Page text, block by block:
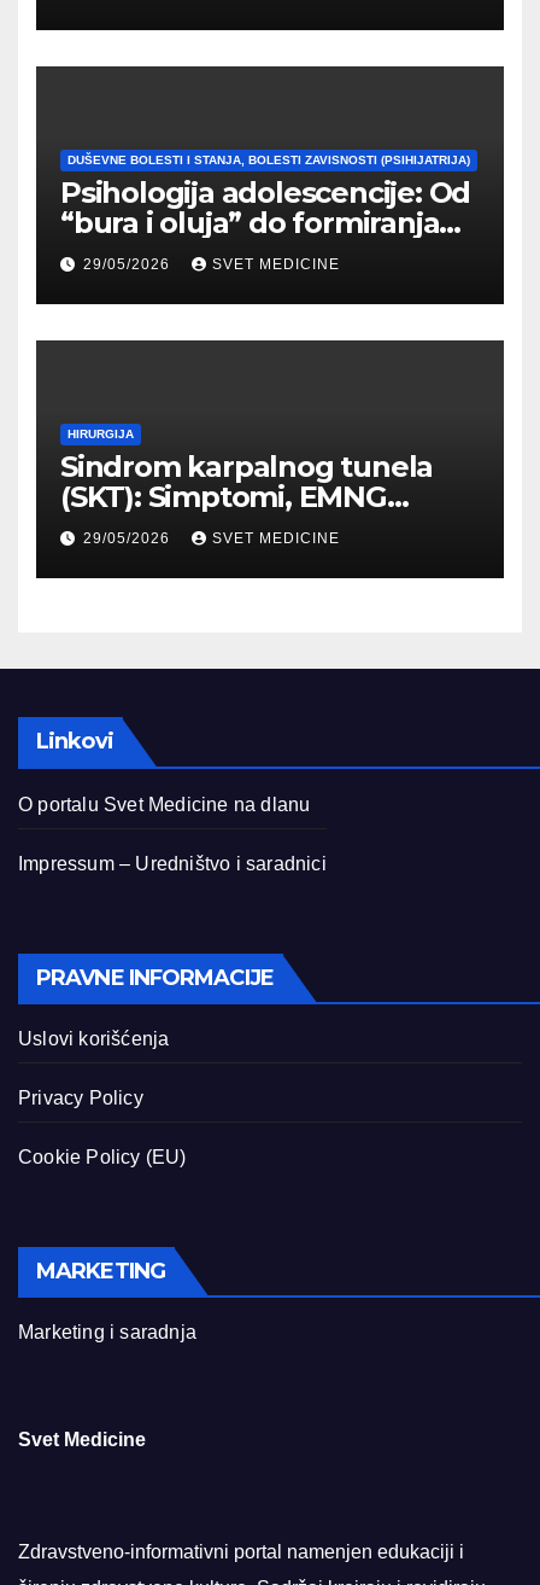
prilagođavanja
DUŠEVNE BOLESTI I STANJA, BOLESTI ZAVISNOSTI (PSIHIJATRIJA)
Psihologija adolescencije: Od
“bura i oluja” do formiranja
stabilnog identiteta
29/05/2026 SVET MEDICINE
HIRURGIJA
Sindrom karpalnog tunela
(SKT): Simptomi, EMNG
dijagnostika i lečenje
29/05/2026 SVET MEDICINE
Linkovi
O portalu Svet Medicine na dlanu
Impressum – Uredništvo i saradnici
PRAVNE INFORMACIJE
Uslovi korišćenja
Privacy Policy
Cookie Policy (EU)
MARKETING
Marketing i saradnja
Svet Medicine
Zdravstveno-informativni portal namenjen edukaciji i